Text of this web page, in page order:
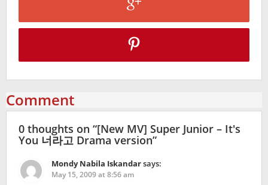
Comment
0 thoughts on “[New MV] Super Junior – It's
You 너라고 Drama version”
Mondy Nabila Iskandarsays:
May 15, 2009 at 8:56 am